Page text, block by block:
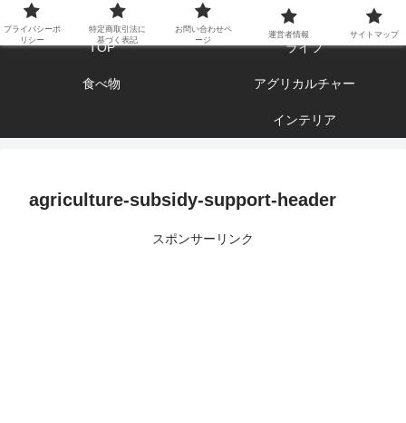
エンジョイ ブログライフ
TOP ライフ
食べ物 アグリカルチャー
インテリア
agriculture-subsidy-support-header
スポンサーリンク
プライバシーポ
リシー
特定商取引法に
基づく表記
お問い合わせペ
ージ
運営者情報 サイトマップ